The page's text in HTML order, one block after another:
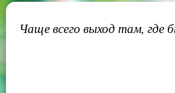
Чаще всего выход там, где